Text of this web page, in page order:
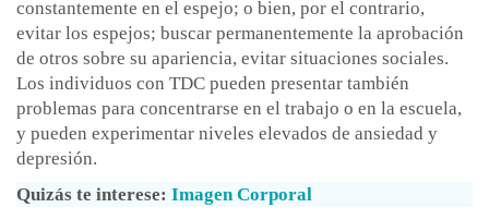
constantemente en el espejo; o bien, por el contrario,
evitar los espejos; buscar permanentemente la aprobación
de otros sobre su apariencia, evitar situaciones sociales.
Los individuos con TDC pueden presentar también
problemas para concentrarse en el trabajo o en la escuela,
y pueden experimentar niveles elevados de ansiedad y
depresión.
Quizás te interese: Imagen Corporal